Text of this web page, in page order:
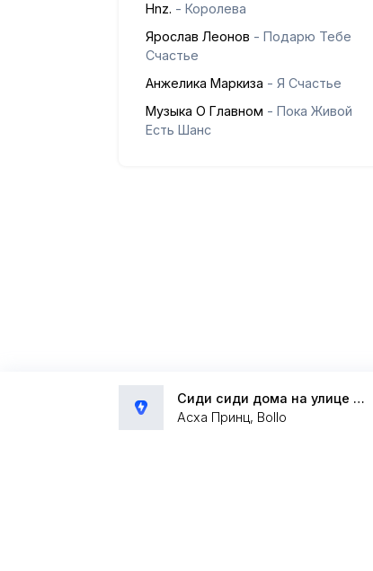
Hnz. - Королева
Ярослав Леонов - Подарю Тебе
Счастье
Анжелика Маркиза - Я Счастье
Музыка О Главном - Пока Живой
Есть Шанс
Сиди сиди дома на улице холодает
Асха Принц, Bollo